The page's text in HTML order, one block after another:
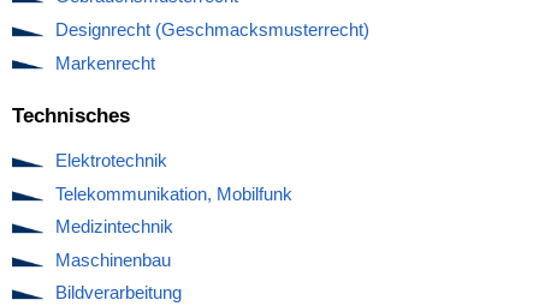
Designrecht (Geschmacksmusterrecht)
Markenrecht
Technisches
Elektrotechnik
Telekommunikation, Mobilfunk
Medizintechnik
Maschinenbau
Bildverarbeitung